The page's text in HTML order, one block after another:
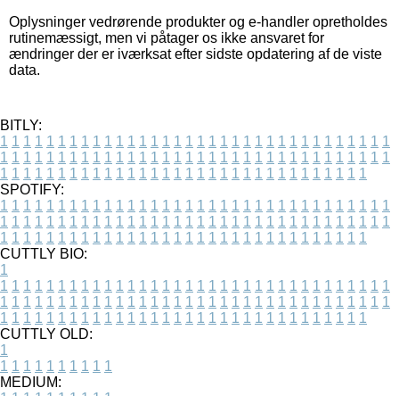
Oplysninger vedrørende produkter og e-handler opretholdes
rutinemæssigt, men vi påtager os ikke ansvaret for
ændringer der er iværksat efter sidste opdatering af de viste
data.
BITLY:
1 1 1 1 1 1 1 1 1 1 1 1 1 1 1 1 1 1 1 1 1 1 1 1 1 1 1 1 1 1 1 1 1 1
1 1 1 1 1 1 1 1 1 1 1 1 1 1 1 1 1 1 1 1 1 1 1 1 1 1 1 1 1 1 1 1 1 1
1 1 1 1 1 1 1 1 1 1 1 1 1 1 1 1 1 1 1 1 1 1 1 1 1 1 1 1 1 1 1 1
SPOTIFY:
1 1 1 1 1 1 1 1 1 1 1 1 1 1 1 1 1 1 1 1 1 1 1 1 1 1 1 1 1 1 1 1 1 1
1 1 1 1 1 1 1 1 1 1 1 1 1 1 1 1 1 1 1 1 1 1 1 1 1 1 1 1 1 1 1 1 1 1
1 1 1 1 1 1 1 1 1 1 1 1 1 1 1 1 1 1 1 1 1 1 1 1 1 1 1 1 1 1 1 1
CUTTLY BIO:
1
1 1 1 1 1 1 1 1 1 1 1 1 1 1 1 1 1 1 1 1 1 1 1 1 1 1 1 1 1 1 1 1 1 1
1 1 1 1 1 1 1 1 1 1 1 1 1 1 1 1 1 1 1 1 1 1 1 1 1 1 1 1 1 1 1 1 1 1
1 1 1 1 1 1 1 1 1 1 1 1 1 1 1 1 1 1 1 1 1 1 1 1 1 1 1 1 1 1 1 1
CUTTLY OLD:
1
1 1 1 1 1 1 1 1 1 1
MEDIUM: